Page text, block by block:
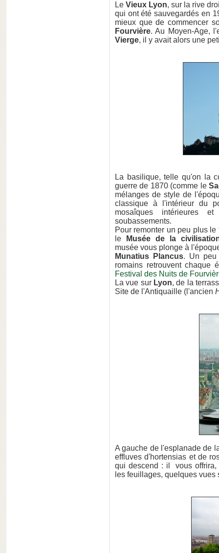
Le Vieux Lyon, sur la rive
qui ont été sauvegardés en
mieux que de commencer
Fourvière. Au Moyen-Age,
Vierge, il y avait alors une
La basilique, telle qu'on la
guerre de 1870 (comme le
mélanges de style de
classique à l'intérieur du
mosaîques intérieures
soubassements.
Pour remonter un peu plus
le
Musée de la
musée vous plonge à
Munatius Plancus. Un peu
romains retrouvent chaque
Festival des Nuits de
La vue sur Lyon, de la
Site de l'Antiquaille (l'ancien
A gauche de l'esplanade de
effluves d'hortensias et de
qui descend : il vous offrira,
les feuillages, quelques